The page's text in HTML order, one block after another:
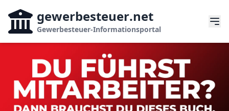
gewerbesteuer.net
Gewerbesteuer-Informationsportal